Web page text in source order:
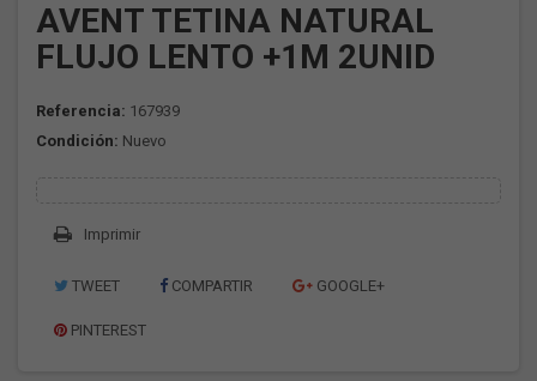
AVENT TETINA NATURAL
FLUJO LENTO +1M 2UNID
Referencia: 167939
Condición: Nuevo
Imprimir
TWEET COMPARTIR GOOGLE+
PINTEREST